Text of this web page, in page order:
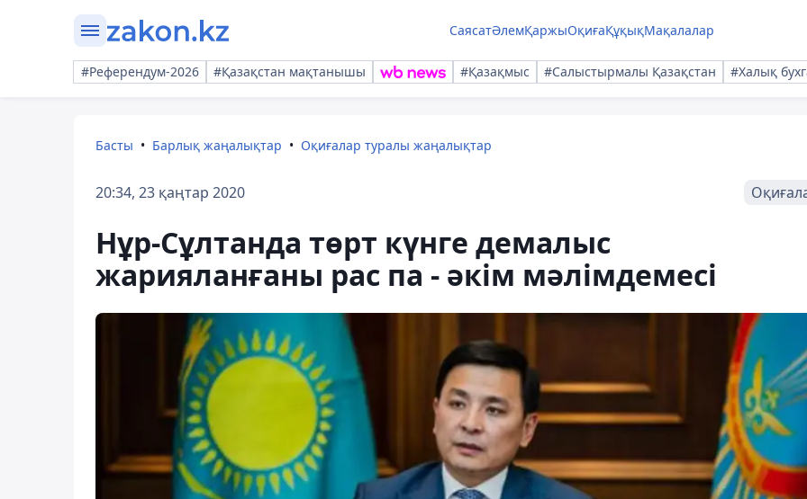
СаясатӘлемҚаржыОқиғаҚұқықМақалалар
#Референдум-2026 #Қазақстан мақтанышы #Қазақмыс #Салыстырмалы Қазақстан #Халық
Басты Барлық жаңалықтар Оқиғалар туралы жаңалықтар
20:34, 23 қаңтар 2020
Нұр-Сұлтанда төрт күнге демалыс
жарияланғаны рас па - әкім мәлімдемесі